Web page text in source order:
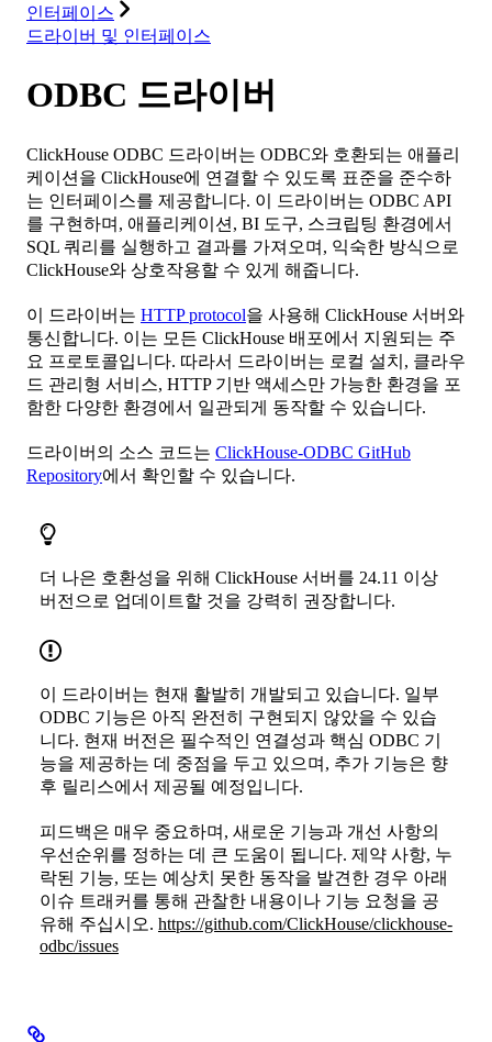
인터페이스
드라이버 및 인터페이스
ODBC 드라이버
ClickHouse ODBC 드라이버는 ODBC와 호환되는 애플리
케이션을 ClickHouse에 연결할 수 있도록 표준을 준수하
는 인터페이스를 제공합니다. 이 드라이버는 ODBC API
를 구현하며, 애플리케이션, BI 도구, 스크립팅 환경에서
SQL 쿼리를 실행하고 결과를 가져오며, 익숙한 방식으로
ClickHouse와 상호작용할 수 있게 해줍니다.
이 드라이버는 HTTP protocol을 사용해 ClickHouse 서버와
통신합니다. 이는 모든 ClickHouse 배포에서 지원되는 주
요 프로토콜입니다. 따라서 드라이버는 로컬 설치, 클라우
드 관리형 서비스, HTTP 기반 액세스만 가능한 환경을 포
함한 다양한 환경에서 일관되게 동작할 수 있습니다.
드라이버의 소스 코드는 ClickHouse-ODBC GitHub
Repository에서 확인할 수 있습니다.
더 나은 호환성을 위해 ClickHouse 서버를 24.11 이상
버전으로 업데이트할 것을 강력히 권장합니다.
이 드라이버는 현재 활발히 개발되고 있습니다. 일부
ODBC 기능은 아직 완전히 구현되지 않았을 수 있습
니다. 현재 버전은 필수적인 연결성과 핵심 ODBC 기
능을 제공하는 데 중점을 두고 있으며, 추가 기능은 향
후 릴리스에서 제공될 예정입니다.
피드백은 매우 중요하며, 새로운 기능과 개선 사항의
우선순위를 정하는 데 큰 도움이 됩니다. 제약 사항, 누
락된 기능, 또는 예상치 못한 동작을 발견한 경우 아래
이슈 트래커를 통해 관찰한 내용이나 기능 요청을 공
유해 주십시오. https://github.com/ClickHouse/clickhouse-
odbc/issues